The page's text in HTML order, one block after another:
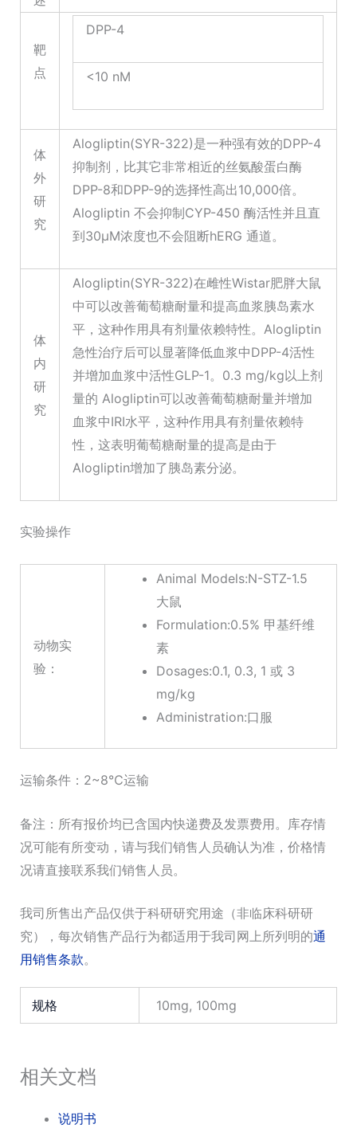
靶
点
DPP-4
<10 nM
体
外
研
究
Alogliptin(SYR-322)是一种强有效的DPP-4
抑制剂，比其它非常相近的丝氨酸蛋白酶
DPP-8和DPP-9的选择性高出10,000倍。
Alogliptin 不会抑制CYP-450 酶活性并且直
到30μM浓度也不会阻断hERG 通道。
体
内
研
究
Alogliptin(SYR-322)在雌性Wistar肥胖大鼠
中可以改善葡萄糖耐量和提高血浆胰岛素水
平，这种作用具有剂量依赖特性。Alogliptin
急性治疗后可以显著降低血浆中DPP-4活性
并增加血浆中活性GLP-1。0.3 mg/kg以上剂
量的 Alogliptin可以改善葡萄糖耐量并增加
血浆中IRI水平，这种作用具有剂量依赖特
性，这表明葡萄糖耐量的提高是由于
Alogliptin增加了胰岛素分泌。
实验操作
动物实
验：
Animal Models:N-STZ-1.5
大鼠
Formulation:0.5% 甲基纤维
素
Dosages:0.1, 0.3, 1 或 3
mg/kg
Administration:口服
运输条件：2~8℃运输
备注：所有报价均已含国内快递费及发票费用。库存情
况可能有所变动，请与我们销售人员确认为准，价格情
况请直接联系我们销售人员。
我司所售出产品仅供于科研研究用途（非临床科研研
究），每次销售产品行为都适用于我司网上所列明的通
用销售条款。
规格 10mg, 100mg
相关文档
说明书